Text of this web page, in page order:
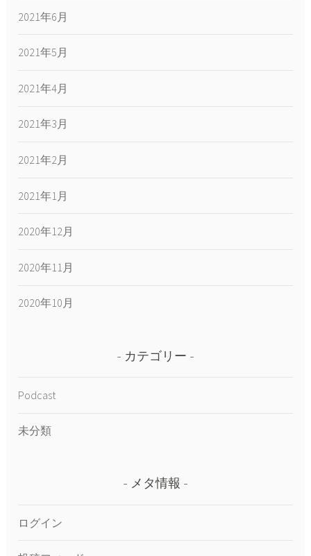
2021年6月
2021年5月
2021年4月
2021年3月
2021年2月
2021年1月
2020年12月
2020年11月
2020年10月
カテゴリー
Podcast
未分類
メタ情報
ログイン